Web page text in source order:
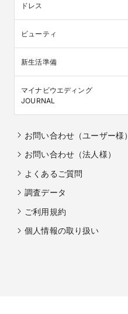
ドレス
ビューティ
新生活準備
マイナビウエディング
JOURNAL
お問い合わせ（ユーザー様）
お問い合わせ（法人様）
よくあるご質問
調査データ
ご利用規約
個人情報の取り扱い